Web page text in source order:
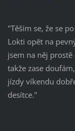
"Těším se, že se
Lokti opět na
jsem na něj
takže zase
jízdy víkendu
desítce."